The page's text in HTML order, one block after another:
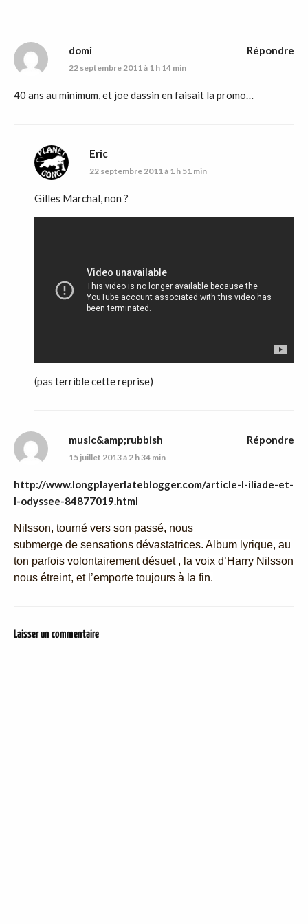
domi
22 septembre 2011 à 1 h 14 min
40 ans au minimum, et joe dassin en faisait la promo…
Répondre
Eric
22 septembre 2011 à 1 h 51 min
Gilles Marchal, non ?
(pas terrible cette reprise)
music&amp;rubbish
15 juillet 2013 à 2 h 34 min
http://www.longplayerlateblogger.com/article-l-iliade-et-
l-odyssee-84877019.html
Nilsson, tourné vers son passé, nous
submerge de sensations dévastatrices. Album lyrique, au
ton parfois volontairement désuet , la voix d’Harry Nilsson
nous étreint, et l’emporte toujours à la fin.
Répondre
Laisser un commentaire